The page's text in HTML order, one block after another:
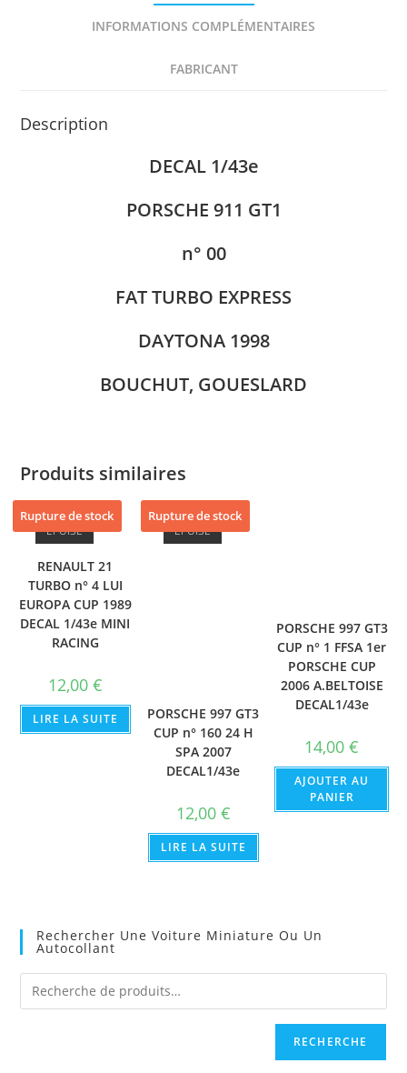
INFORMATIONS COMPLÉMENTAIRES
FABRICANT
Description
DECAL 1/43e
PORSCHE 911 GT1
n° 00
FAT TURBO EXPRESS
DAYTONA 1998
BOUCHUT, GOUESLARD
Produits similaires
Rupture de stock
ÉPUISÉ
RENAULT 21
TURBO n° 4 LUI
EUROPA CUP 1989
DECAL 1/43e MINI
RACING
12,00 €
LIRE LA SUITE
Rupture de stock
ÉPUISÉ
PORSCHE 997 GT3
CUP n° 160 24 H
SPA 2007
DECAL1/43e
12,00 €
LIRE LA SUITE
PORSCHE 997 GT3
CUP n° 1 FFSA 1er
PORSCHE CUP
2006 A.BELTOISE
DECAL1/43e
14,00€
AJOUTER AU
PANIER
Rechercher Une Voiture Miniature Ou Un
Autocollant
RECHERCHE